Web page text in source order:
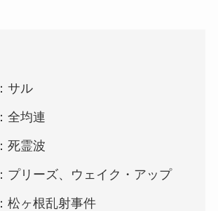
サル
全均連
死霊波
プリーズ、ウェイク・アップ
松ヶ根乱射事件